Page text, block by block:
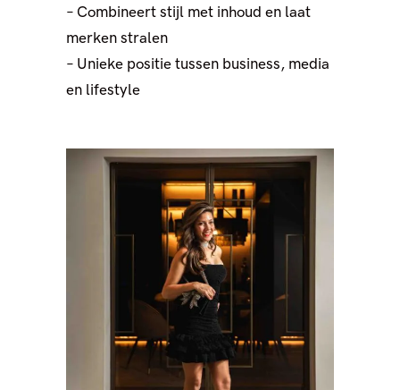
– Combineert stijl met inhoud en laat
merken stralen
– Unieke positie tussen business, media
en lifestyle